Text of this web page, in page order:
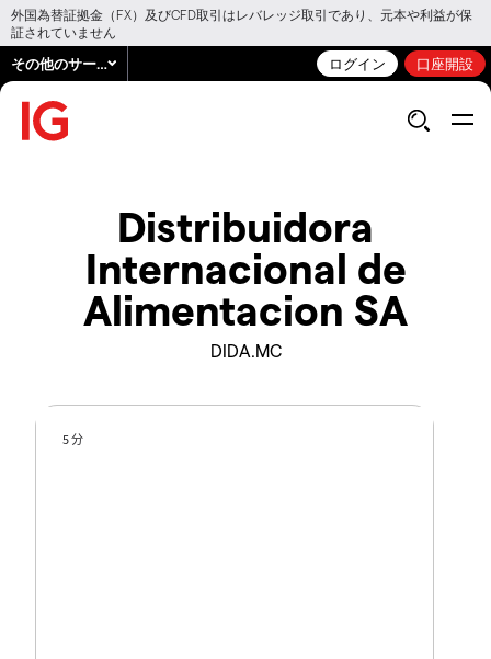
外国為替証拠金（FX）及びCFD取引はレバレッジ取引であり、元本や利益が保
証されていません
その他のサービス ログイン 口座開設
Distribuidora
Internacional de
Alimentacion SA
DIDA.MC
5 分